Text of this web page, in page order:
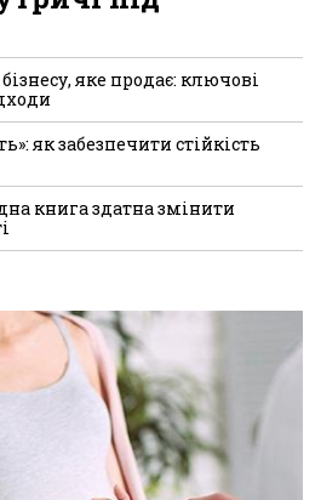
яке продає: ключові
як забезпечити стійкість
книга здатна змінити